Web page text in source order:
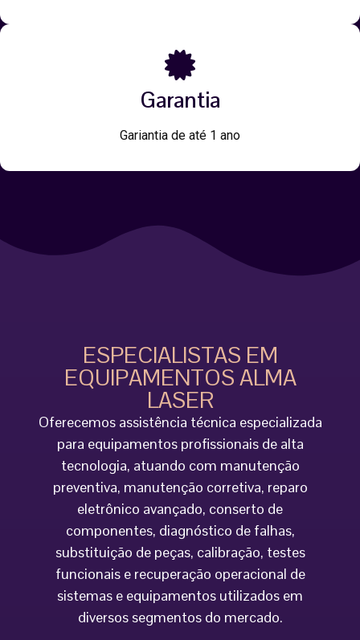
Garantia
Gariantia de até 1 ano
ESPECIALISTAS EM
EQUIPAMENTOS ALMA
LASER
Oferecemos assistência técnica especializada
para equipamentos profissionais de alta
tecnologia, atuando com manutenção
preventiva, manutenção corretiva, reparo
eletrônico avançado, conserto de
componentes, diagnóstico de falhas,
substituição de peças, calibração, testes
funcionais e recuperação operacional de
sistemas e equipamentos utilizados em
diversos segmentos do mercado.